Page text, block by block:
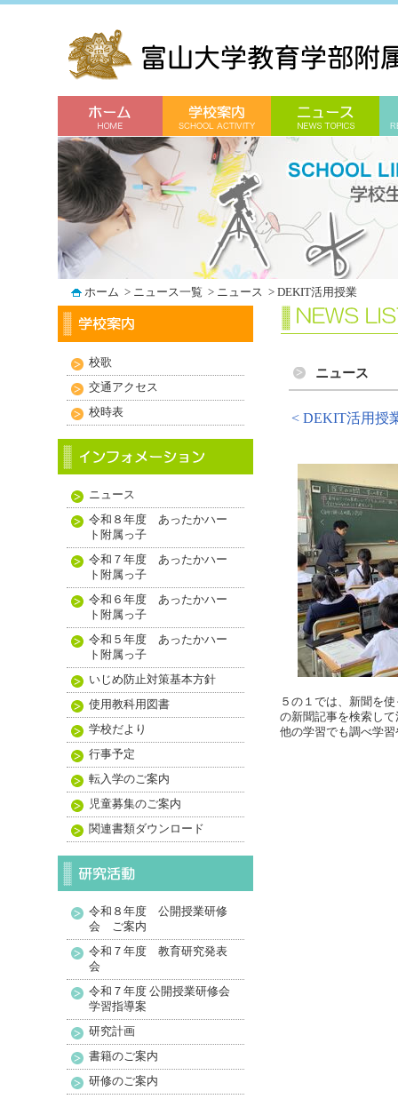
ホーム > ニュース一覧 > ニュース > DEKIT活用授業
ニュース
< DEKIT活用授
５の１では、新聞を
の新聞記事を検索し
他の学習でも調べ学
校歌
交通アクセス
校時表
ニュース
令和８年度 あったかハー
ト附属っ子
令和７年度 あったかハー
ト附属っ子
令和６年度 あったかハー
ト附属っ子
令和５年度 あったかハー
ト附属っ子
いじめ防止対策基本方針
使用教科用図書
学校だより
行事予定
転入学のご案内
児童募集のご案内
関連書類ダウンロード
令和８年度 公開授業研修
会 ご案内
令和７年度 教育研究発表
会
令和７年度 公開授業研修会
学習指導案
研究計画
書籍のご案内
研修のご案内